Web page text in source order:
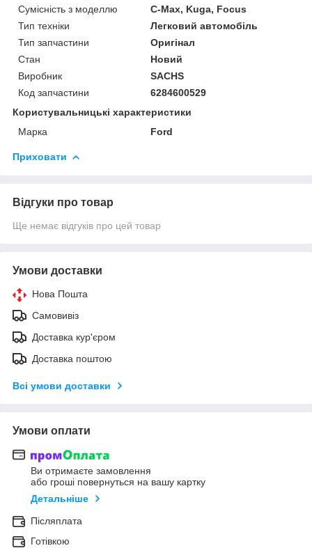
Сумісність з моделлю
C-Max, Kuga, Focus
Тип техніки
Легковий автомобіль
Тип запчастини
Оригінал
Стан
Новий
Виробник
SACHS
Код запчастини
6284600529
Користувальницькі характеристики
Марка
Ford
Приховати
Відгуки про товар
Ще немає відгуків про цей товар
Умови доставки
Нова Пошта
Самовивіз
Доставка кур'єром
Доставка поштою
Всі умови доставки
Умови оплати
Ви отримаєте замовлення
або гроші повернуться на вашу картку
Детальніше
Післяплата
Готівкою